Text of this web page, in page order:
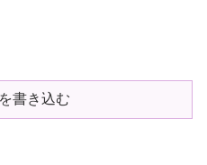
書き込む